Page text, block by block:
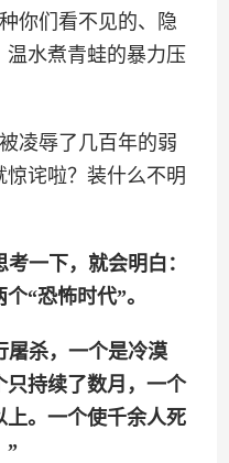
你们看不见的、隐
水煮青蛙的暴力压
凌辱了几百年的弱
诧啦？装什么不明
一下，就会明白：
“恐怖时代”。
屠杀，一个是冷漠
只持续了数月，一个
上。一个使千余人死
”